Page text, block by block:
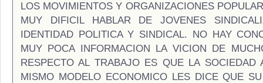
LOS MOVIMIENTOS Y ORGANIZACIONES
MUY DIFICIL HABLAR DE JOVENES
IDENTIDAD POLITICA Y SINDICAL. NO HAY
MUY POCA INFORMACION LA VICION DE
RESPECTO AL TRABAJO ES QUE LA SOCIEDAD
MISMO MODELO ECONOMICO LES DICE QUE